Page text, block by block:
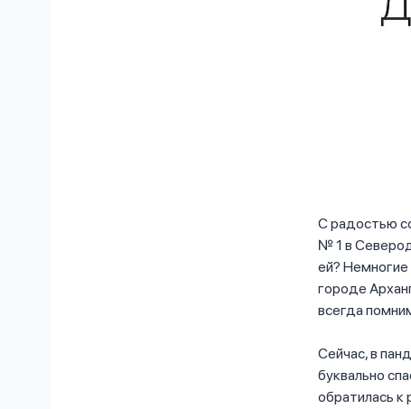
С радостью
№ 1 в
ей? Немногие
городе
всегда
Сейчас, в
буквально
обратилась к